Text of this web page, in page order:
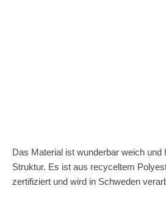
Das Material ist wunderbar weich und
Struktur. Es ist aus recyceltem
zertifiziert und wird in Schweden